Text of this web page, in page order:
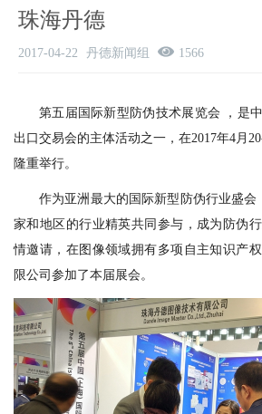
珠海丹德
2017-04-22 丹德新闻组 1566
第五届国际新型防伪技术展览会 ，是
出口交易会的主体活动之一，在2017年4月
隆重举行。
作为亚洲最大的国际新型防伪行业盛会
家和地区的行业精英共同参与，成为防伪
情邀请，在图像领域拥有多项自主知识产
限公司参加了本届展会。